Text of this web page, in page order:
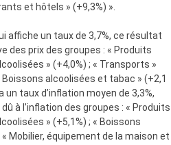
et hôtels » (+9,3%) ».
affiche un taux de 3,7%, ce résultat
des prix des groupes : « Produits
» (+4,0%) ; « Transports »
Boissons alcoolisées et tabac » (+2,1
un taux d’inflation moyen de 3,3%,
à l’inflation des groupes : « Produits
» (+5,1%) ; « Boissons
Mobilier, équipement de la maison et